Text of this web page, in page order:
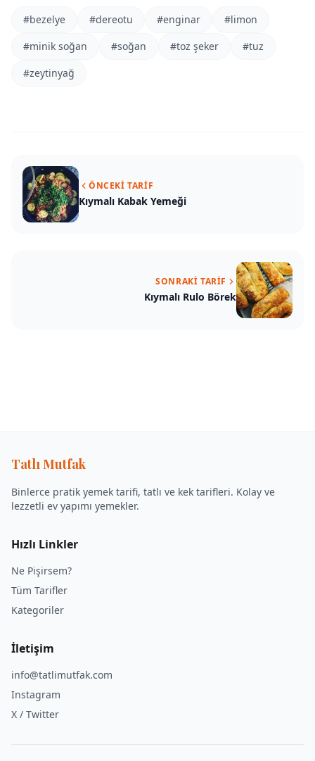
#bezelye #dereotu #enginar #limon
#minik soğan #soğan #toz şeker #tuz
#zeytinyağ
ÖNCEKI TARIF
Kıymalı Kabak Yemeği
SONRAKI TARIF
Kıymalı Rulo Börek
Tatlı Mutfak
Binlerce pratik yemek tarifi, tatlı ve kek tarifleri. Kolay ve
lezzetli ev yapımı yemekler.
Hızlı Linkler
Ne Pişirsem?
Tüm Tarifler
Kategoriler
İletişim
info@tatlimutfak.com
Instagram
X / Twitter